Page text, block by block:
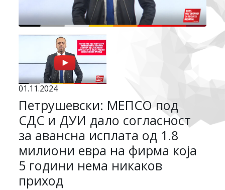
01.11.2024
Петрушевски: МЕПСО под
СДС и ДУИ дало согласност
за авансна исплата од 1.8
милиони евра на фирма која
5 години нема никаков
приход